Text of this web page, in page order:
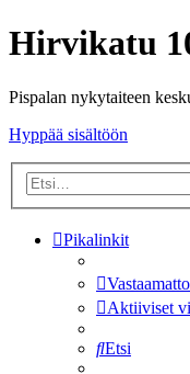
Hirvikatu
Pispalan nykytaiteen
Hyppää sisältöön
Pikalinkit
Aktiiviset
Etsi